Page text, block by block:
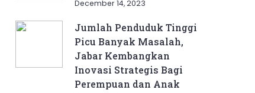
December 14, 2023
Jumlah Penduduk Tinggi
Picu Banyak Masalah,
Jabar Kembangkan
Inovasi Strategis Bagi
Perempuan dan Anak